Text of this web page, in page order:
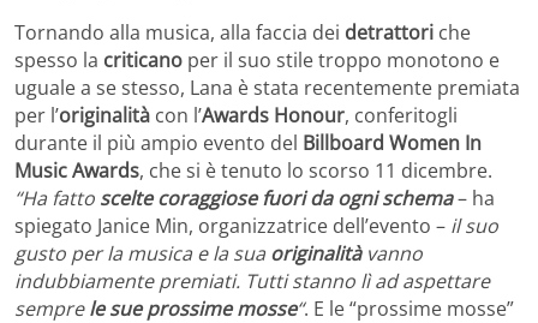
Tornando alla musica, alla faccia dei detrattori che
spesso la criticano per il suo stile troppo monotono e
uguale a se stesso, Lana è stata recentemente premiata
per l’originalità con l’Awards Honour, conferitogli
durante il più ampio evento del Billboard Women In
Music Awards, che si è tenuto lo scorso 11 dicembre.
“Ha fatto scelte coraggiose fuori da ogni schema– ha
spiegato Janice Min, organizzatrice dell’evento – il suo
gusto per la musica e la sua originalitàvanno
indubbiamente premiati. Tutti stanno lì ad aspettare
semprele sue prossime mosse“. E le “prossime mosse”